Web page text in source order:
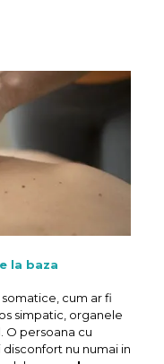
la baza
cum ar fi
simpatic, organele
O persoana cu
nu numai in